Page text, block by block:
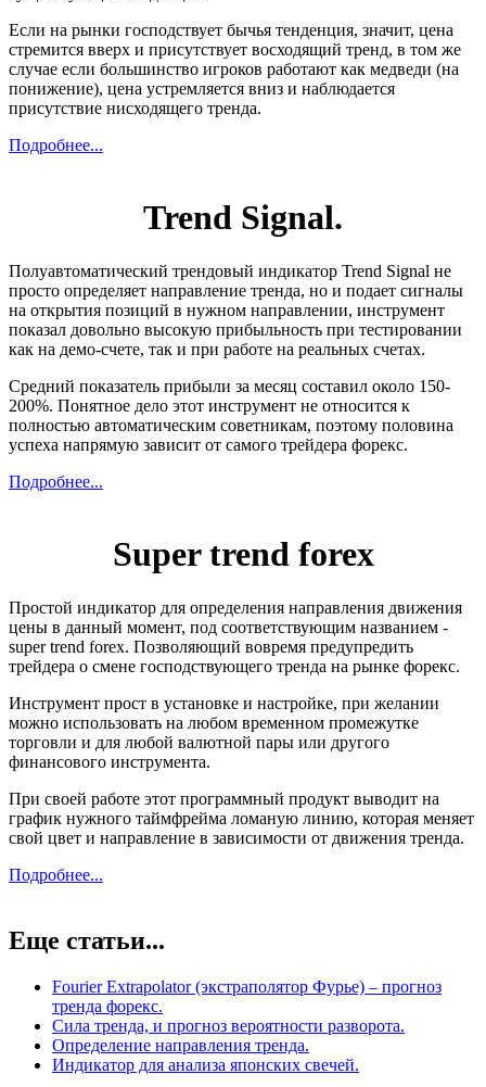
Если на рынки господствует бычья тенденция, значит, цена
стремится вверх и присутствует восходящий тренд, в том же
случае если большинство игроков работают как медведи (на
понижение), цена устремляется вниз и наблюдается
присутствие нисходящего тренда.
Подробнее...
Trend Signal.
Полуавтоматический трендовый индикатор Trend Signal не
просто определяет направление тренда, но и подает сигналы
на открытия позиций в нужном направлении, инструмент
показал довольно высокую прибыльность при тестировании
как на демо-счете, так и при работе на реальных счетах.
Средний показатель прибыли за месяц составил около 150-
200%. Понятное дело этот инструмент не относится к
полностью автоматическим советникам, поэтому половина
успеха напрямую зависит от самого трейдера форекс.
Подробнее...
Super trend forex
Простой индикатор для определения направления движения
цены в данный момент, под соответствующим названием -
super trend forex. Позволяющий вовремя предупредить
трейдера о смене господствующего тренда на рынке форекс.
Инструмент прост в установке и настройке, при желании
можно использовать на любом временном промежутке
торговли и для любой валютной пары или другого
финансового инструмента.
При своей работе этот программный продукт выводит на
график нужного таймфрейма ломаную линию, которая меняет
свой цвет и направление в зависимости от движения тренда.
Подробнее...
Еще статьи...
Fourier Extrapolator (экстраполятор Фурье) – прогноз
тренда форекс.
Сила тренда, и прогноз вероятности разворота.
Определение направления тренда.
Индикатор для анализа японских свечей.